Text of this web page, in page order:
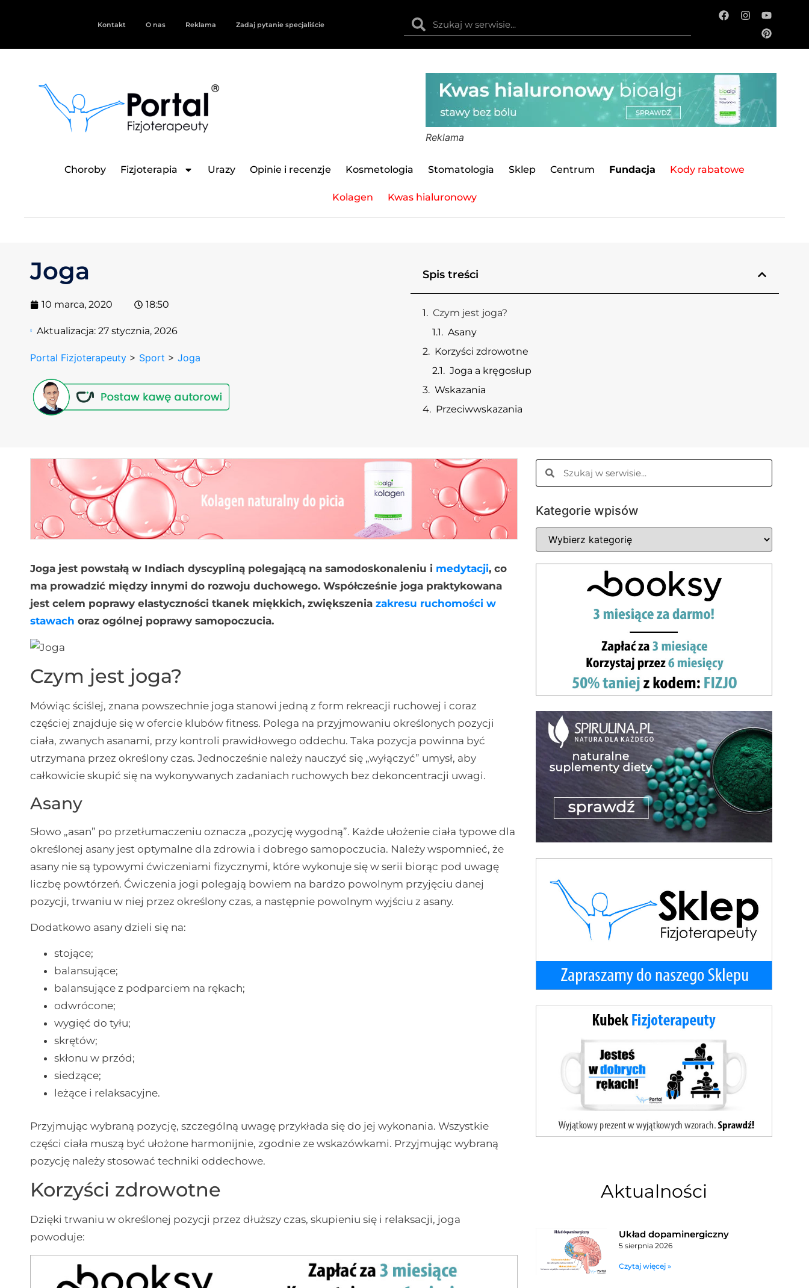
Kontakt O nas Reklama Zadaj pytanie specjaliście
Reklama
Choroby Fizjoterapia Urazy Opinie i recenzje Kosmetologia Stomatologia Sklep Centrum Fundacja Kody rabatowe
Kolagen Kwas hialuronowy
Joga
10 marca, 2020 18:50
Aktualizacja:27 stycznia, 2026
Portal Fizjoterapeuty > Sport >Joga
Spis treści
Czym jest joga?
Asany
Korzyści zdrowotne
Joga a kręgosłup
Wskazania
Przeciwwskazania
Joga jest powstałą w Indiach dyscypliną polegającą na samodoskonaleniu i medytacji, co
ma prowadzić między innymi do rozwoju duchowego. Współcześnie joga praktykowana
jest celem poprawy elastyczności tkanek miękkich, zwiększeniazakresu ruchomości w
stawach oraz ogólnej poprawy samopoczucia.
Czym jest joga?
Mówiąc ściślej, znana powszechnie joga stanowi jedną z form rekreacji ruchowej i coraz
częściej znajduje się w ofercie klubów fitness. Polega na przyjmowaniu określonych pozycji
ciała, zwanych asanami, przy kontroli prawidłowego oddechu. Taka pozycja powinna być
utrzymana przez określony czas. Jednocześnie należy nauczyć się „wyłączyć” umysł, aby
całkowicie skupić się na wykonywanych zadaniach ruchowych bez dekoncentracji uwagi.
Asany
Słowo „asan” po przetłumaczeniu oznacza „pozycję wygodną”. Każde ułożenie ciała typowe dla
określonej asany jest optymalne dla zdrowia i dobrego samopoczucia. Należy wspomnieć, że
asany nie są typowymi ćwiczeniami fizycznymi, które wykonuje się w serii biorąc pod uwagę
liczbę powtórzeń. Ćwiczenia jogi polegają bowiem na bardzo powolnym przyjęciu danej
pozycji, trwaniu w niej przez określony czas, a następnie powolnym wyjściu z asany.
Dodatkowo asany dzieli się na:
stojące;
balansujące;
balansujące z podparciem na rękach;
odwrócone;
wygięć do tyłu;
skrętów;
skłonu w przód;
siedzące;
leżące i relaksacyjne.
Przyjmując wybraną pozycję, szczególną uwagę przykłada się do jej wykonania. Wszystkie
części ciała muszą być ułożone harmonijnie, zgodnie ze wskazówkami. Przyjmując wybraną
pozycję należy stosować techniki oddechowe.
Korzyści zdrowotne
Dzięki trwaniu w określonej pozycji przez dłuższy czas, skupieniu się i relaksacji, joga
powoduje:
Kategorie wpisów
Aktualności
Układ dopaminergiczny
5 sierpnia 2026
Czytaj więcej »